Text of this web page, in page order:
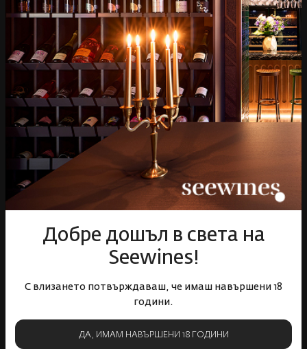
Добре дошъл в света на
Seewines!
С влизането потвърждаваш, че имаш навършени 18
години.
ДА, ИМАМ НАВЪРШЕНИ 18 ГОДИНИ
Спиртни
Гурме
Аксесоари
Събития
Mystery Box
Корпоративни клиенти
Бели вина Червени вина Пенливи вина
Онлайн магазин
Политика за бисквитки
Политика за поверителност
Често задавани въпроси